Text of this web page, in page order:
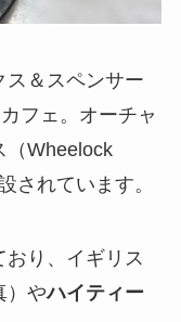
ス＆スペンサー
フェ。オーチャ
（Wheelock
されています。
り、イギリス
）やハイティー